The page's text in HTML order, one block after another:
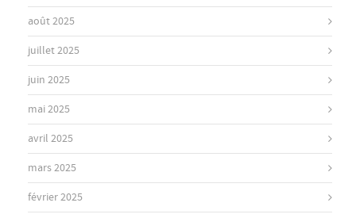
août 2025
juillet 2025
juin 2025
mai 2025
avril 2025
mars 2025
février 2025